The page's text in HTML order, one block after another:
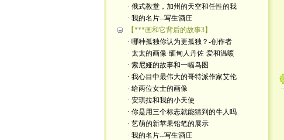
· 俄式教堂，加州的天空和任性的我
· 我的名片--写生酒庄
【***画和它背后的故事3】
· 哪种孤独你认为更孤独？-创作者
· 太太的画像·缅甸人丹佐·爱和温暖
· 索尼娅的故事和一幅鸟图
· 我心目中最伟大的哥特派作家艾伦
· 给两位女士的画像
· 安琪拉和我的小天使
· 你是用三个标志就能猜到的牛人吗
· 艺萌的新苹果铅笔的展示
· 我的名片--写生酒庄